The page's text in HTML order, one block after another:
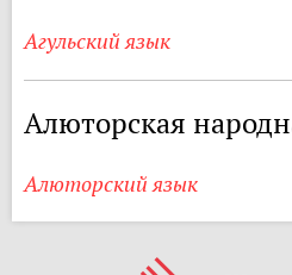
Агульский язык
Алюторская
Алюторский язык